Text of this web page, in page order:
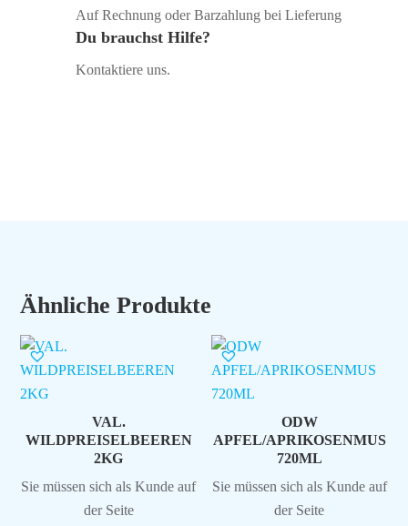
Auf Rechnung oder Barzahlung bei Lieferung
Du brauchst Hilfe?
Kontaktiere uns.
Ähnliche Produkte
VAL.
WILDPREISELBEEREN
2KG
Sie müssen sich als Kunde auf
der Seite
ODW
APFEL/APRIKOSENMUS
720ML
Sie müssen sich als Kunde auf
der Seite